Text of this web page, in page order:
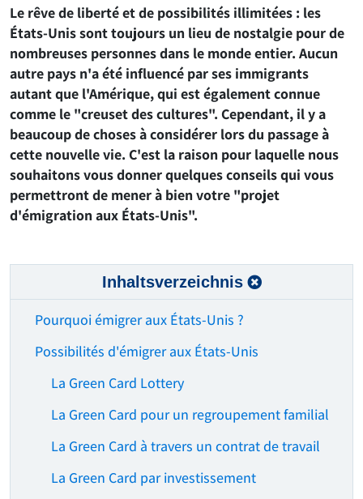
Le rêve de liberté et de possibilités illimitées : les
États-Unis sont toujours un lieu de nostalgie pour de
nombreuses personnes dans le monde entier. Aucun
autre pays n'a été influencé par ses immigrants
autant que l'Amérique, qui est également connue
comme le "creuset des cultures". Cependant, il y a
beaucoup de choses à considérer lors du passage à
cette nouvelle vie. C'est la raison pour laquelle nous
souhaitons vous donner quelques conseils qui vous
permettront de mener à bien votre "projet
d'émigration aux États-Unis".
Inhaltsverzeichnis
Pourquoi émigrer aux États-Unis ?
Possibilités d'émigrer aux États-Unis
La Green Card Lottery
La Green Card pour un regroupement familial
La Green Card à travers un contrat de travail
La Green Card par investissement